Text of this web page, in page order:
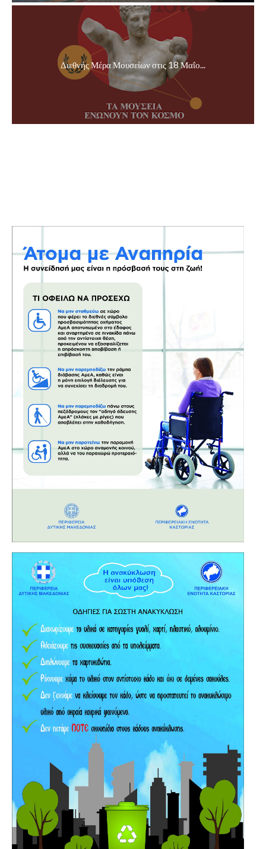
Διεθνής Μέρα Μουσείων στις 18 Μαΐο...